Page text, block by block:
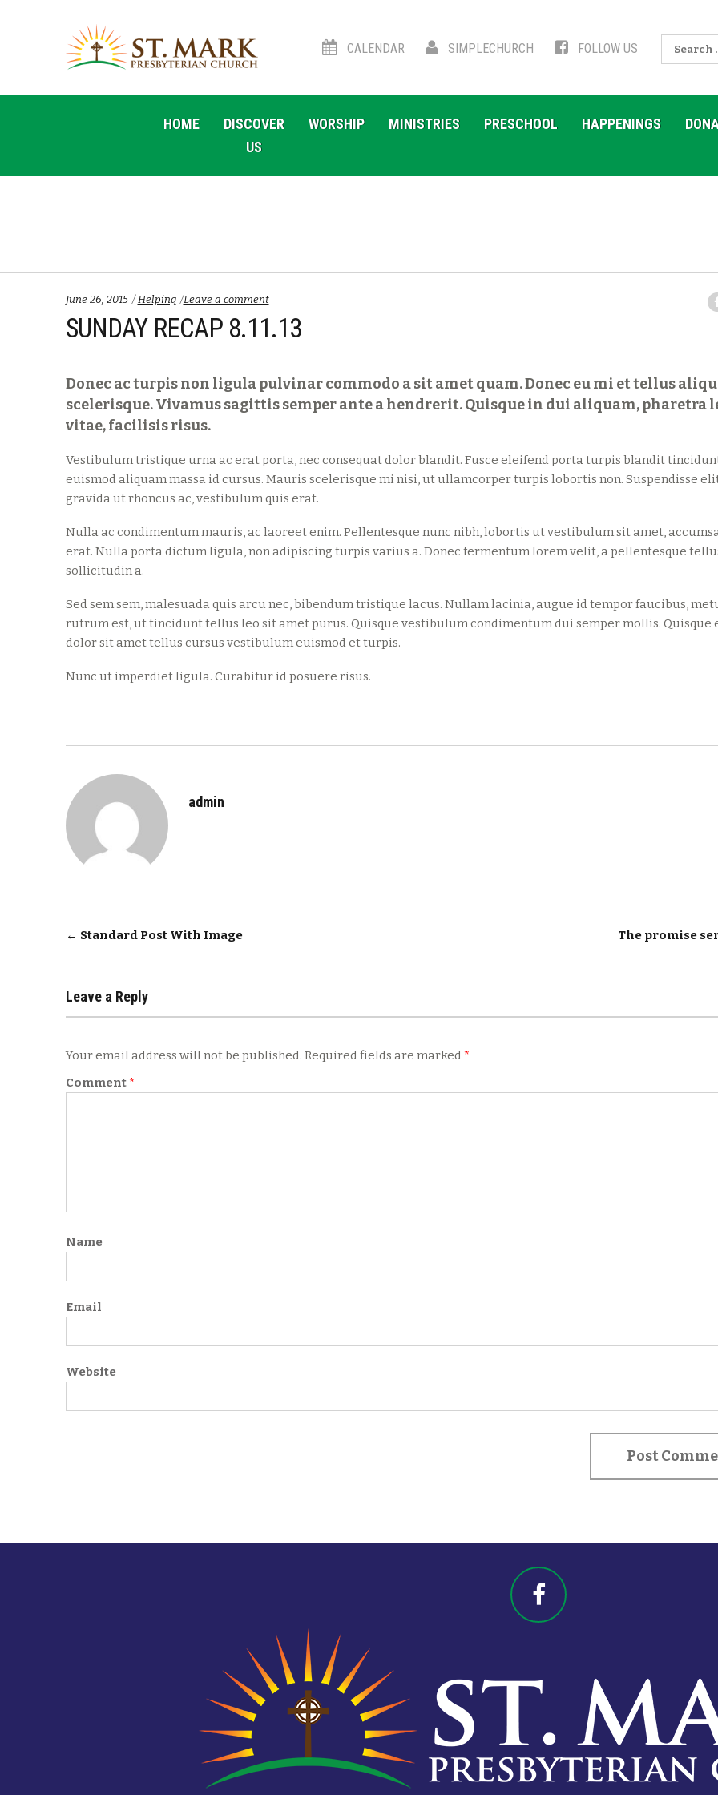
CALENDAR SIMPLECHURCH FOLLOW US
Search
for:
HOME
DISCOVER
US
WORSHIP MINISTRIES PRESCHOOL HAPPENINGS
June 26, 2015 Categories:
Helping Leave a comment
SUNDAY RECAP 8.11.13
Donec ac turpis non ligula pulvinar commodo a sit amet quam. Donec eu mi et tellus
scelerisque. Vivamus sagittis semper ante a hendrerit. Quisque in dui aliquam, pharetra
vitae, facilisis risus.
Vestibulum tristique urna ac erat porta, nec consequat dolor blandit. Fusce eleifend porta turpis blandit
euismod aliquam massa id cursus. Mauris scelerisque mi nisi, ut ullamcorper turpis lobortis non. Suspendisse
gravida ut rhoncus ac, vestibulum quis erat.
Nulla ac condimentum mauris, ac laoreet enim. Pellentesque nunc nibh, lobortis ut vestibulum sit amet,
erat. Nulla porta dictum ligula, non adipiscing turpis varius a. Donec fermentum lorem velit, a pellentesque
sollicitudin a.
Sed sem sem, malesuada quis arcu nec, bibendum tristique lacus. Nullam lacinia, augue id tempor faucibus,
rutrum est, ut tincidunt tellus leo sit amet purus. Quisque vestibulum condimentum dui semper mollis. Quisque
dolor sit amet tellus cursus vestibulum euismod et turpis.
Nunc ut imperdiet ligula. Curabitur id posuere risus.
admin
Post
← Standard Post With Image The promise
Leave a Reply
Your email address will not be published. Required fields are marked *
Comment *
Name
Email
Website